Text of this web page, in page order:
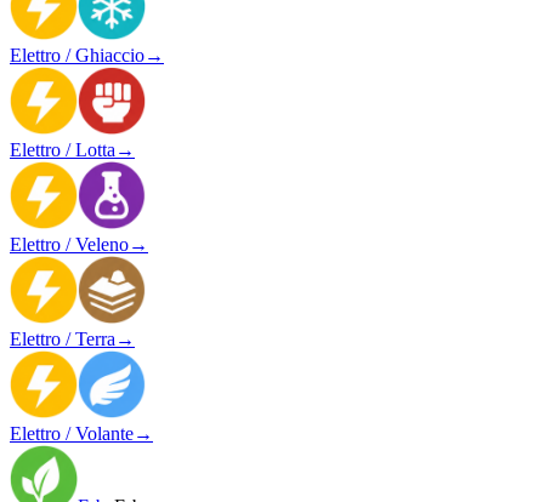
Elettro / Ghiaccio→
Elettro / Lotta →
Elettro / Veleno→
Elettro / Terra →
Elettro / Volante→